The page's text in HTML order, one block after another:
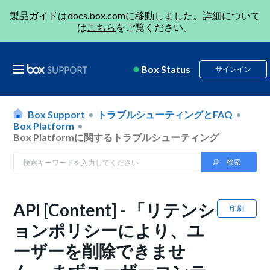
製品ガイドはdocs.box.comに移動しました。詳細について
はこちら をご覧ください。
Box Status サインイン
Box Support
トラブルシューティングとFAQ
Box Platform
Box Platformに関するトラブルシューティング
印刷
API [Content] - 「リテンシ
ョンポリシーにより、ユ
ーザーを削除できませ